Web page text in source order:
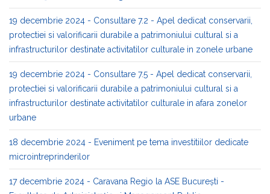
19 decembrie 2024 - Consultare 7.2 - Apel dedicat conservarii,
protectiei si valorificarii durabile a patrimoniului cultural si a
infrastructurilor destinate activitatilor culturale in zonele urbane
19 decembrie 2024 - Consultare 7.5 - Apel dedicat conservarii,
protectiei si valorificarii durabile a patrimoniului cultural si a
infrastructurilor destinate activitatilor culturale in afara zonelor
urbane
18 decembrie 2024 - Eveniment pe tema investitiilor dedicate
microintreprinderilor
17 decembrie 2024 - Caravana Regio la ASE București -